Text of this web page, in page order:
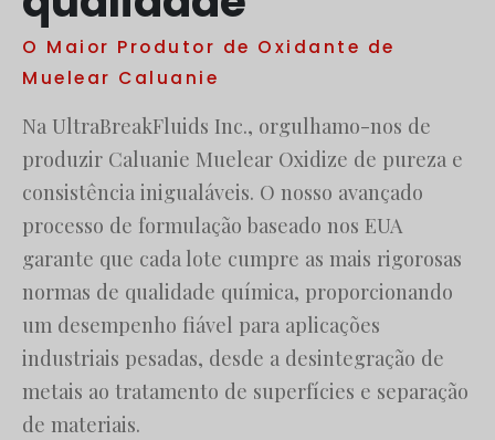
O Maior Produtor de Oxidante de
Muelear Caluanie
Na UltraBreakFluids Inc., orgulhamo-nos de
produzir Caluanie Muelear Oxidize de pureza e
consistência inigualáveis. O nosso avançado
processo de formulação baseado nos EUA
garante que cada lote cumpre as mais rigorosas
normas de qualidade química, proporcionando
um desempenho fiável para aplicações
industriais pesadas, desde a desintegração de
metais ao tratamento de superfícies e separação
de materiais.